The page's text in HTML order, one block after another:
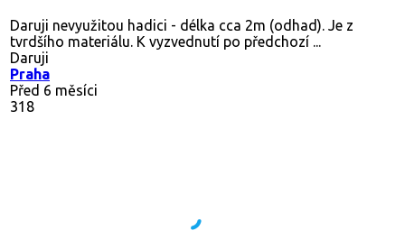
Daruji nevyužitou hadici - délka cca 2m (odhad). Je z
tvrdšího materiálu. K vyzvednutí po předchozí ...
Daruji
Praha
Před 6 měsíci
318